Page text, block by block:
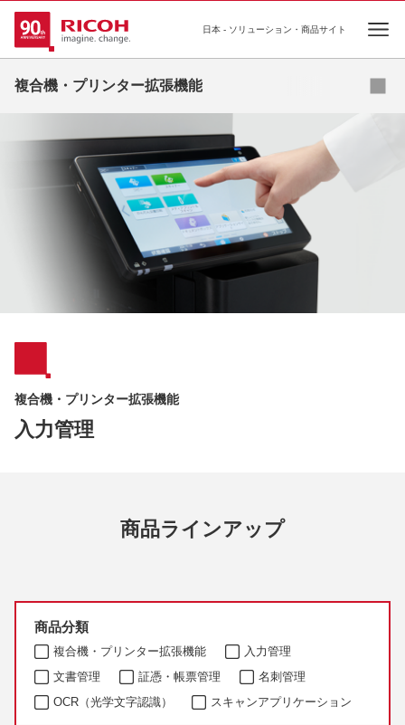
日本 - ソリューション・商品サイト
複合機・プリンター拡張機能
認証管理
管理サポート
複合機・プリンター拡張機能
入力管理
商品ラインアップ
商品分類
複合機・プリンター拡張機能
入力管理
文書管理
証憑・帳票管理
名刺管理
OCR（光学文字認識）
スキャンアプリケーション